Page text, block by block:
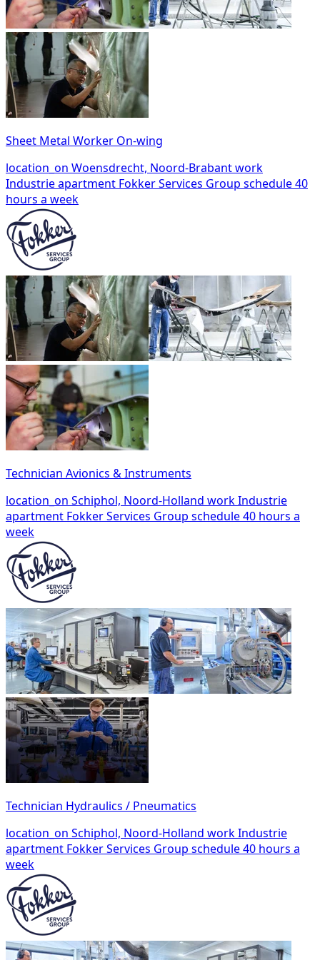
Sheet Metal Worker On-wing
location_on Woensdrecht, Noord-Brabantwork
Industrieapartment Fokker Services Group schedule40
hours a week
Technician Avionics & Instruments
location_on Schiphol, Noord-Holland workIndustrie
apartment Fokker Services Group schedule40 hours a
week
Technician Hydraulics / Pneumatics
location_on Schiphol, Noord-Holland workIndustrie
apartment Fokker Services Group schedule40 hours a
week